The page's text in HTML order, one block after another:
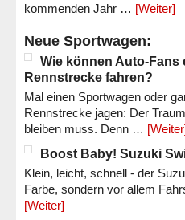
kommenden Jahr … [Weiter]
Neue Sportwagen:
Wie können Auto-
Rennstrecke fahren?
Mal einen Sportwagen oder
Rennstrecke jagen: Der
bleiben muss. Denn …
Boost Baby! Suzuki
Klein, leicht, schnell - der
Farbe, sondern vor allem
[Weiter]